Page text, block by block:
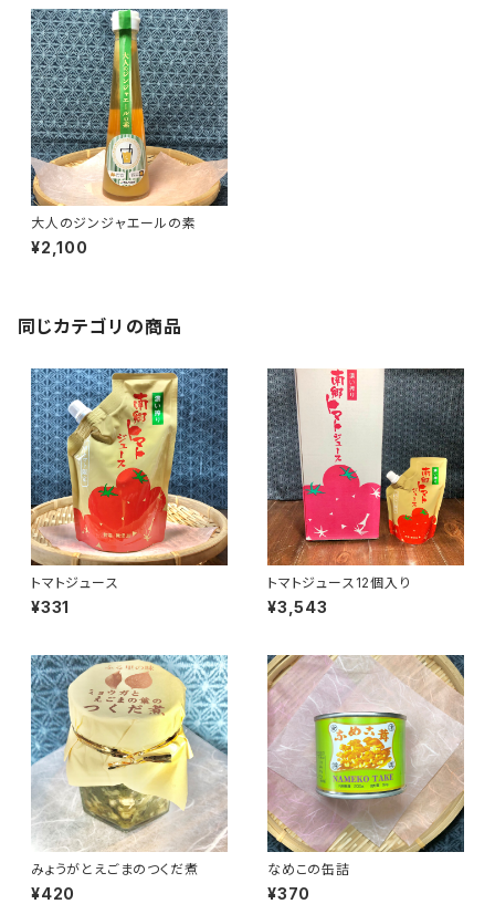
大人のジンジャエールの素
¥2,100
同じカテゴリの商品
トマトジュース
¥331
トマトジュース12個入り
¥3,543
みょうがとえごまのつくだ煮
¥420
なめこの缶詰
¥370